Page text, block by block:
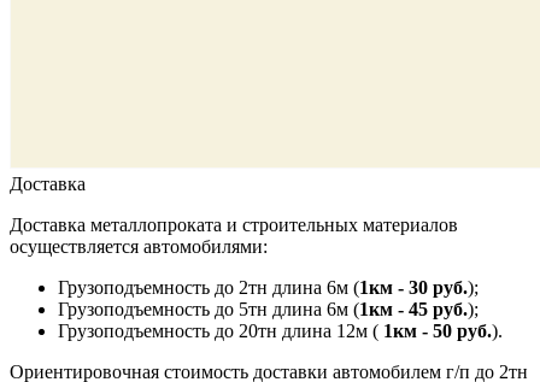
Доставка
Доставка металлопроката и строительных материалов
осуществляется автомобилями:
Грузоподъемность до 2тн длина 6м (1км - 30 руб.);
Грузоподъемность до 5тн длина 6м (1км - 45 руб.);
Грузоподъемность до 20тн длина 12м ( 1км - 50 руб.).
Ориентировочная стоимость доставки автомобилем г/п до 2тн